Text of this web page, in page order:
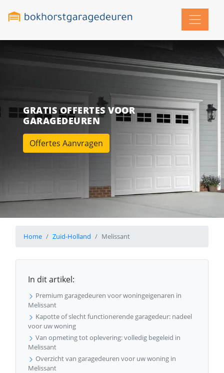
GRATIS OFFERTES VOOR
GARAGEDEUREN
Offertes Aanvragen
Home Zuid-Holland Melissant
In dit artikel:
Premium garagedeuren voor woningeigenaren in
Melissant
Kapotte of slecht functionerende garagedeur: nadeel
voor uw woning
Van opmeting tot oplevering: volledig begeleid in
Melissant
Overzicht van garagedeuren voor uw woning in
Melissant